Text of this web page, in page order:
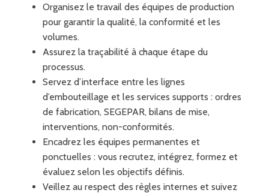
Organisez le travail des équipes de production
pour garantir la qualité, la conformité et les
volumes.
Assurez la traçabilité à chaque étape du
processus.
Servez d’interface entre les lignes
d’embouteillage et les services supports : ordres
de fabrication, SEGEPAR, bilans de mise,
interventions, non-conformités.
Encadrez les équipes permanentes et
ponctuelles : vous recrutez, intégrez, formez et
évaluez selon les objectifs définis.
Veillez au respect des règles internes et suivez